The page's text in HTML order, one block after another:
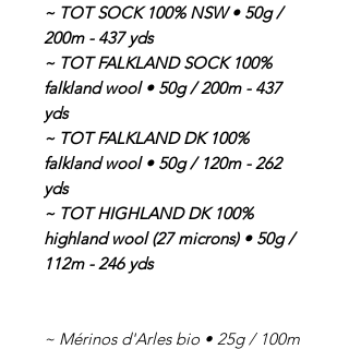
~ TOT SOCK 100% NSW • 50g /
200m - 437 yds
~ TOT FALKLAND SOCK 100%
falkland wool • 50g / 200m - 437
yds
~ TOT FALKLAND DK 100%
falkland wool • 50g / 120m - 262
yds
~ TOT HIGHLAND DK 100%
highland wool (27 microns) • 50g /
112m - 246 yds
~ Mérinos d'Arles bio • 25g / 100m